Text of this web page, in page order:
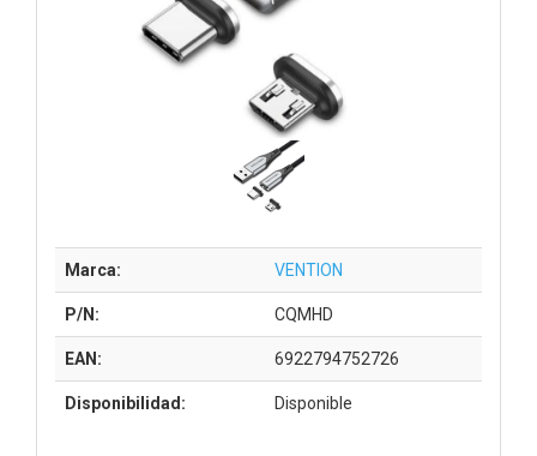
Marca: VENTION
P/N: CQMHD
EAN: 6922794752726
Disponibilidad: Disponible